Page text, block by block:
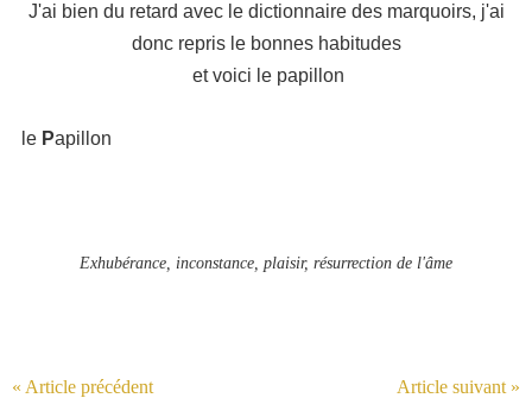
J'ai bien du retard avec le dictionnaire des marquoirs, j'ai
donc repris le bonnes habitudes
et voici le papillon
le Papillon
Exhubérance, inconstance, plaisir, résurrection de l'âme
« Article précédent
Article suivant »